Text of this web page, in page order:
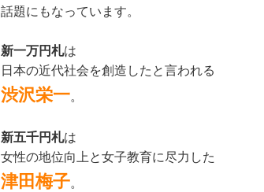
話題にもなっています。
新一万円札は
日本の近代社会を創造したと言われる
渋沢栄一。
新五千円札は
女性の地位向上と女子教育に尽力した
津田梅子。